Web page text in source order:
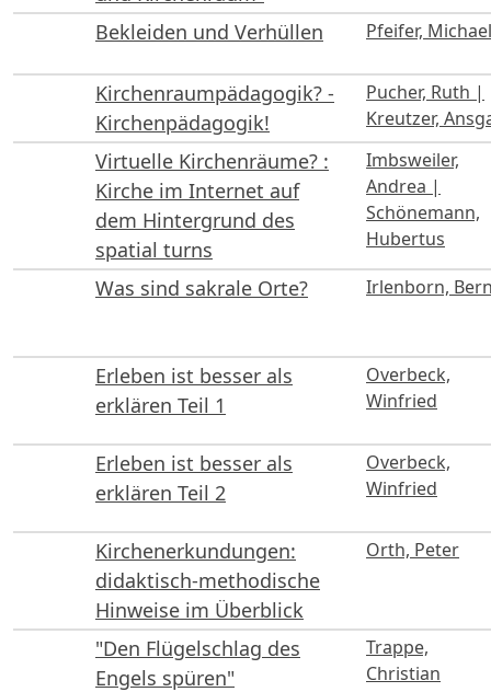
Bekleiden und Verhüllen Pfeifer, Michael
Kirchenraumpädagogik? -
Kirchenpädagogik!
Pucher, Ruth |
Kreutzer,
Virtuelle Kirchenräume? :
Kirche im Internet auf
dem Hintergrund des
spatial turns
Imbsweiler,
Andrea |
Schönemann,
Hubertus
Was sind sakrale Orte? Irlenborn,
Erleben ist besser als
erklären Teil 1
Overbeck,
Winfried
Erleben ist besser als
erklären Teil 2
Overbeck,
Winfried
Kirchenerkundungen:
didaktisch-methodische
Hinweise im Überblick
Orth, Peter
"Den Flügelschlag des
Engels spüren"
Trappe,
Christian